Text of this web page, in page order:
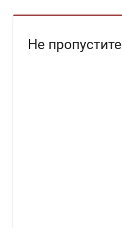
Не пропустите